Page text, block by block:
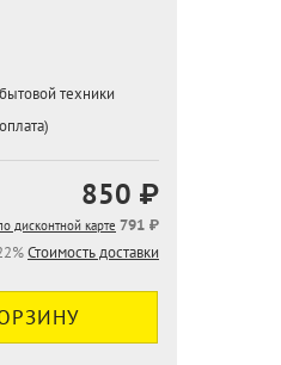
техники
850 ₽
дисконтной карте 791 ₽
Стоимость доставки